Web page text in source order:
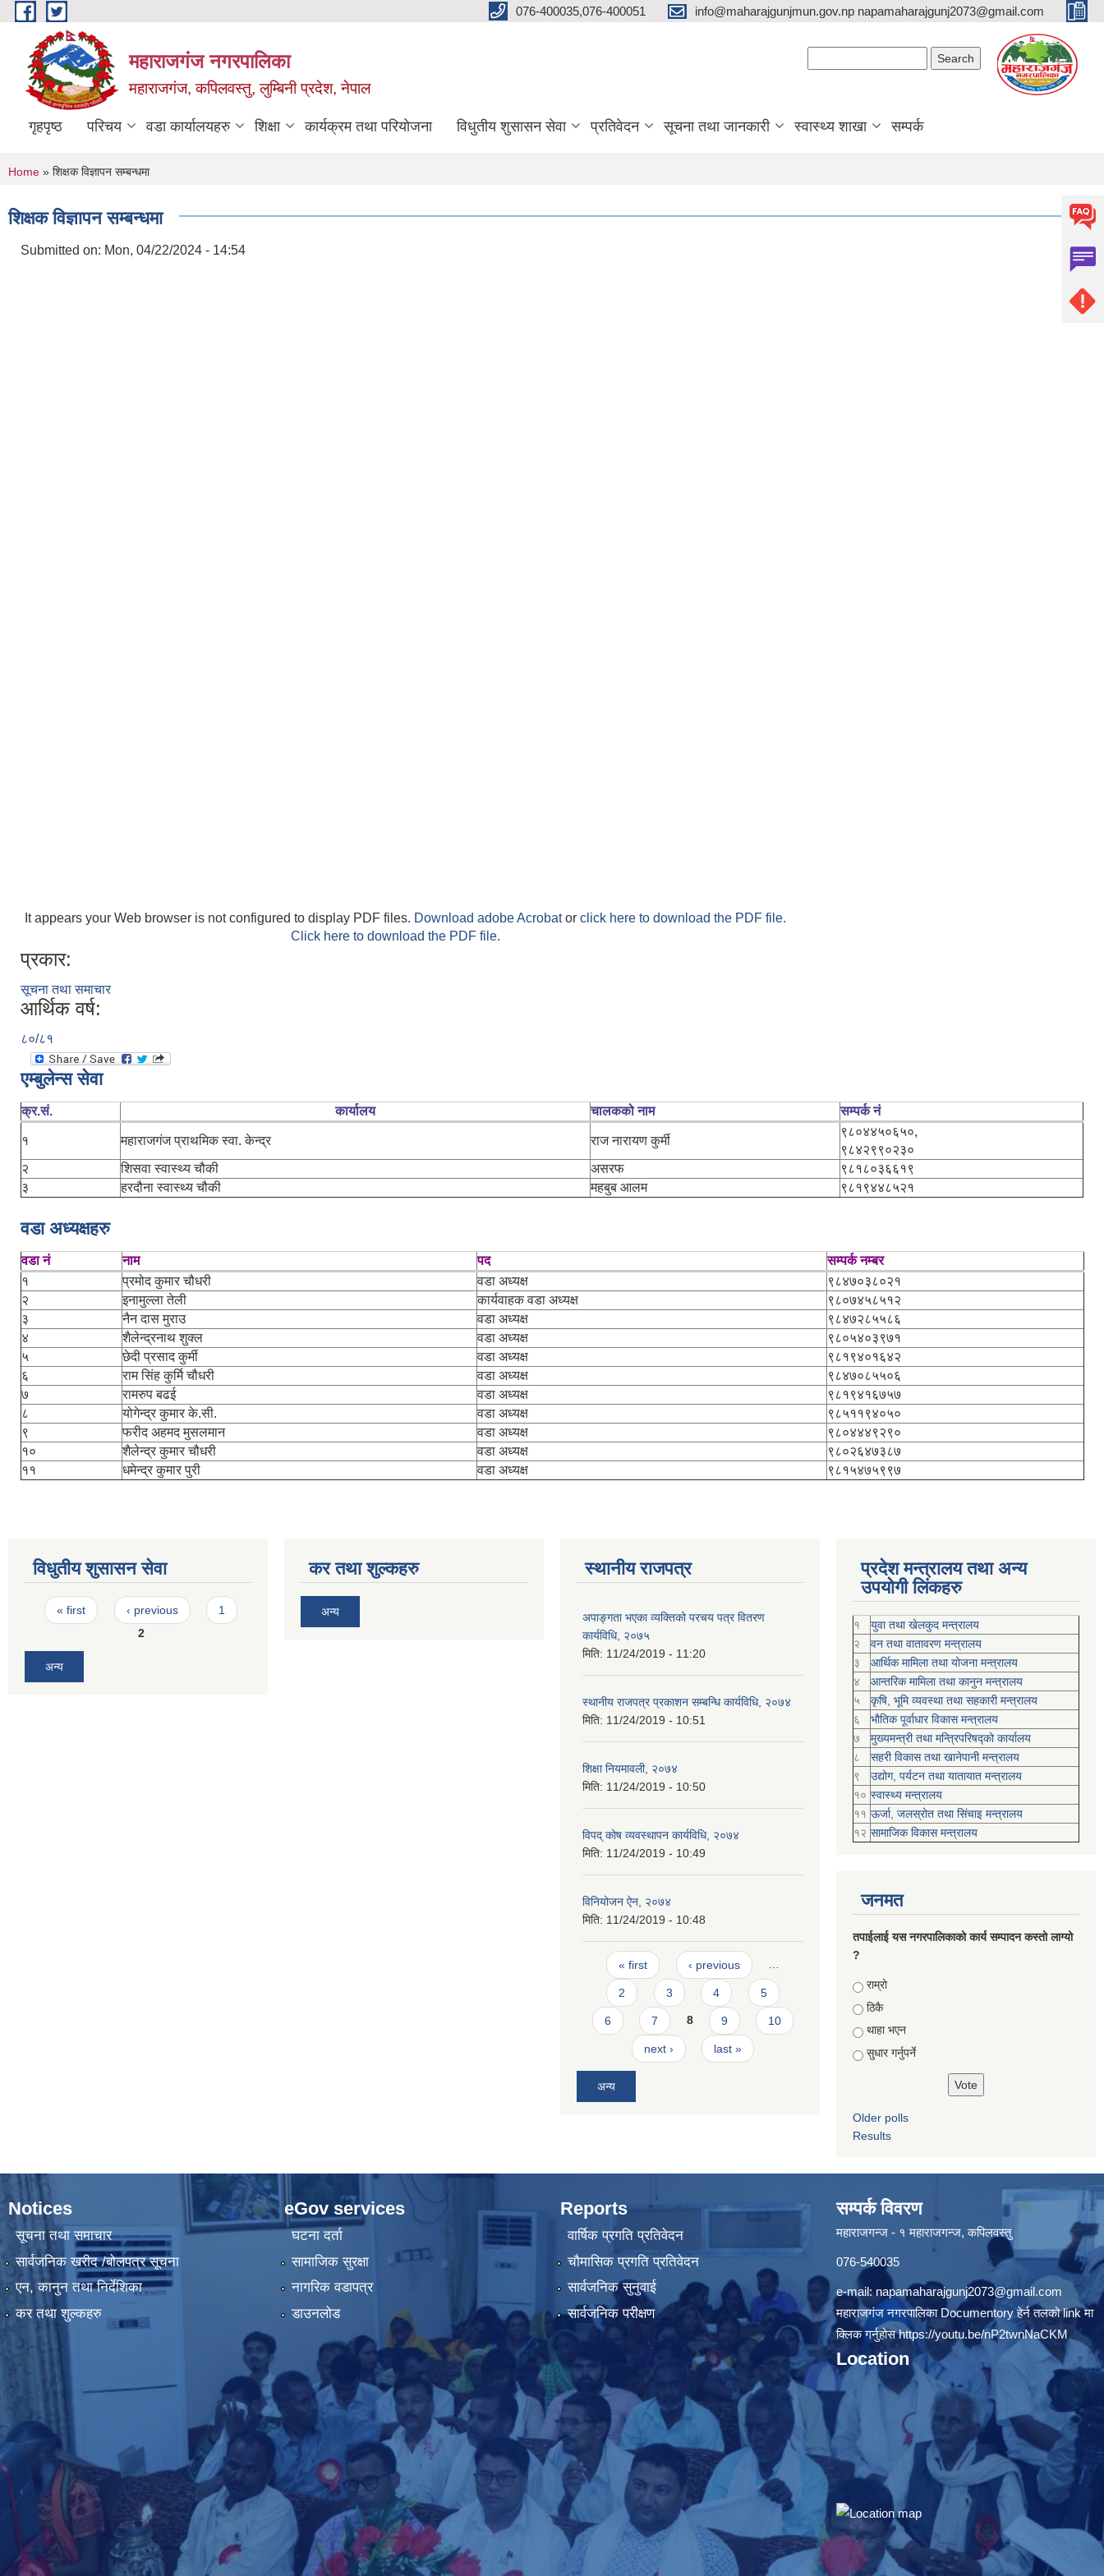
Skip to main content 076-400035,076-400051 info@maharajgunjmun.gov.np napamaharajgunj2073@gmail.com
महाराजगंज नगरपालिका
महाराजगंज, कपिलवस्तु, लुम्बिनी प्रदेश, नेपाल
गृहपृष्ठ परिचय वडा कार्यालयहरु शिक्षा कार्यक्रम तथा परियोजना विधुतीय शुसासन सेवा प्रतिवेदन सूचना तथा जानकारी स्वास्थ्य शाखा सम्पर्क
You are here
Home » शिक्षक विज्ञापन सम्बन्धमा
शिक्षक विज्ञापन सम्बन्धमा
Submitted on: Mon, 04/22/2024 - 14:54
It appears your Web browser is not configured to display PDF files. Download adobe Acrobator click here to download the PDF file.
Click here to download the PDF file.
प्रकार:
सूचना तथा समाचार
आर्थिक वर्ष:
८०/८१
एम्बुलेन्स सेवा
क्र.सं. कार्यालय चालकको नाम सम्पर्क नं
१ महाराजगंज प्राथमिक स्वा. केन्द्र राज नारायण कुर्मी
९८०४४५०६५०,
९८४२९९०२३०
२
शिसवा स्वास्थ्य चौकी असरफ
९८१८०३६६१९
३
हरदौना स्वास्थ्य चौकी महबुब आलम ९८१९४४८५२१
वडा अध्यक्षहरु
वडा नं नाम पद
सम्पर्क नम्बर
१
प्रमोद कुमार चौधरी वडा अध्यक्ष
९८४७०३८०२१
२
इनामुल्ला तेली कार्यवाहक वडा अध्यक्ष
९८०७४५८५१२
३
नैन दास मुराउ वडा अध्यक्ष
९८४७२८५५८६
४
शैलेन्द्रनाथ शुक्ल वडा अध्यक्ष
९८०५४०३९७१
५
छेदी प्रसाद कुर्मी वडा अध्यक्ष
९८१९४०१६४२
६
राम सिंह कुर्मि चौधरी वडा अध्यक्ष
९८४७०८५५०६
७
रामरुप बढई वडा अध्यक्ष
९८१९४१६७५७
८
योगेन्द्र कुमार के.सी. वडा अध्यक्ष
९८५११९४०५०
९
फरीद अहमद मुसलमान वडा अध्यक्ष
९८०४४४९२९०
१०
शैलेन्द्र कुमार चौधरी वडा अध्यक्ष
९८०२६४७३८७
११
धमेन्द्र कुमार पुरी वडा अध्यक्ष ९८१५४७५९९७
विधुतीय शुसासन सेवा
Pages
« first ‹ previous
1
2
अन्य
कर तथा शुल्कहरु
अन्य
स्थानीय राजपत्र
अपाङ्गता भएका व्यक्तिको परचय पत्र वितरण
कार्यविधि, २०७५
मिति: 11/24/2019 - 11:20
स्थानीय राजपत्र प्रकाशन सम्बन्धि कार्यविधि, २०७४
मिति: 11/24/2019 - 10:51
शिक्षा नियमावली, २०७४
मिति: 11/24/2019 - 10:50
विपद् कोष व्यवस्थापन कार्यविधि, २०७४
मिति: 11/24/2019 - 10:49
विनियोजन ऐन, २०७४
मिति: 11/24/2019 - 10:48
Pages
« first ‹ previous …
2 3 4 5
6 7 8 9 10
next › last »
अन्य
प्रदेश मन्त्रालय तथा अन्य
उपयोगी लिंकहरु
१
युवा तथा खेलकुद मन्त्रालय
२
वन तथा वातावरण मन्त्रालय
३
आर्थिक मामिला तथा योजना मन्त्रालय
४
आन्तरिक मामिला तथा कानुन मन्त्रालय
५
कृषि, भूमि व्यवस्था तथा सहकारी मन्त्रालय
६
भौतिक पूर्वाधार विकास मन्त्रालय
७
मुख्यमन्त्री तथा मन्त्रिपरिषद्को कार्यालय
८
सहरी विकास तथा खानेपानी मन्त्रालय
९
उद्योग, पर्यटन तथा यातायात मन्त्रालय
१० स्वास्थ्य मन्त्रालय
११ ऊर्जा, जलस्रोत तथा सिंचाइ मन्त्रालय
१२ सामाजिक विकास मन्‍‍त्रालय
जनमत
तपाईलाई यस नगरपालिकाको कार्य सम्पादन कस्तो लाग्यो
?
Choices
राम्रो
ठिकै
थाहा भएन
सुधार गर्नुपर्ने
Older polls
Results
Notices
सूचना तथा समाचार
सार्वजनिक खरीद /बोलपत्र सूचना
एन, कानुन तथा निर्देशिका
कर तथा शुल्कहरु
eGov services
घटना दर्ता
सामाजिक सुरक्षा
नागरिक वडापत्र
डाउनलोड
Reports
वार्षिक प्रगति प्रतिवेदन
चौमासिक प्रगति प्रतिवेदन
सार्वजनिक सुनुवाई
सार्वजनिक परीक्षण
सम्पर्क विवरण
महाराजगन्ज - १ महाराजगन्ज, कपिलवस्तु
076-540035
e-mail: napamaharajgunj2073@gmail.com
महाराजगंज नगरपालिका Documentory हेर्न तलको link मा
क्लिक गर्नुहोसhttps://youtu.be/nP2twnNaCKM
Location